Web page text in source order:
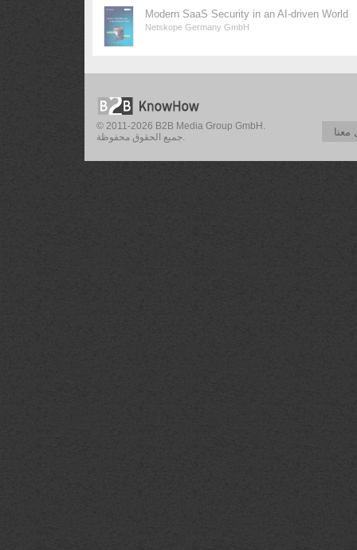
Modern SaaS Security in an AI-driven World
Netskope Germany GmbH
© 2011-2026 B2B Media Group GmbH.
جميع الحقوق محفوظة.
معنا